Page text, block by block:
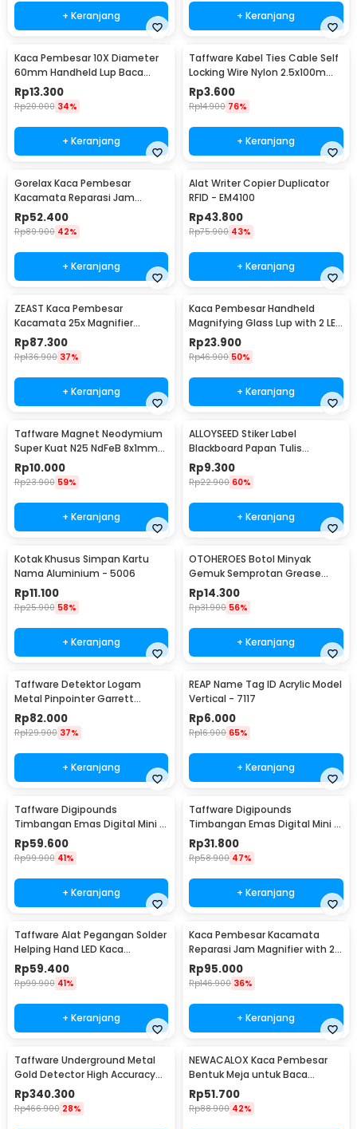
+ Keranjang + Keranjang
Kaca Pembesar 10X Diameter
60mm Handheld Lup Baca
Desain Naga Elegan
Rp13.300
Rp20.000 34%
+ Keranjang
Taffware Kabel Ties Cable Self
Locking Wire Nylon 2.5x100mm
100 PCS - V94
Rp3.600
Rp14.900 76%
+ Keranjang
Gorelax Kaca Pembesar
Kacamata Reparasi Jam
Magnifier with 2 LED 20X -
9892A
Rp52.400
Rp89.900 42%
+ Keranjang
Alat Writer Copier Duplicator
RFID - EM4100
Rp43.800
Rp75.900 43%
+ Keranjang
ZEAST Kaca Pembesar
Kacamata 25x Magnifier
dengan 2 LED - 9892GJ
Rp87.300
Rp136.900 37%
+ Keranjang
Kaca Pembesar Handheld
Magnifying Glass Lup with 2 LED
35mm 8X - MG6B-2
Rp23.900
Rp46.900 50%
+ Keranjang
Taffware Magnet Neodymium
Super Kuat N25 NdFeB 8x1mm
50 PCS - M35
Rp10.000
Rp23.900 59%
+ Keranjang
ALLOYSEED Stiker Label
Blackboard Papan Tulis
Removable 50 PCS - TH002
Rp9.300
Rp22.900 60%
+ Keranjang
Kotak Khusus Simpan Kartu
Nama Aluminium - 5006
Rp11.100
Rp25.900 58%
+ Keranjang
OTOHEROES Botol Minyak
Gemuk Semprotan Grease
Gun 250ml - Q001
Rp14.300
Rp31.900 56%
+ Keranjang
Taffware Detektor Logam
Metal Pinpointer Garrett
Waterproof - 1166000
Rp82.000
Rp129.900 37%
+ Keranjang
REAP Name Tag ID Acrylic Model
Vertical - 7117
Rp6.000
Rp16.900 65%
+ Keranjang
Taffware Digipounds
Timbangan Emas Digital Mini 7
Units 0.01g 500g - UF200H
Rp59.600
Rp99.900 41%
+ Keranjang
Taffware Digipounds
Timbangan Emas Digital Mini 5
Units 0.01g 200g - MH-200
Rp31.800
Rp58.900 47%
+ Keranjang
Taffware Alat Pegangan Solder
Helping Hand LED Kaca
Pembesar 3.5X - TE-801
Rp59.400
Rp99.900 41%
+ Keranjang
Kaca Pembesar Kacamata
Reparasi Jam Magnifier with 2
LED 5 Lens 3.5X - 9892B2
Rp95.000
Rp146.900 36%
+ Keranjang
Taffware Underground Metal
Gold Detector High Accuracy
Waterproof - MD-4030
Rp340.300
Rp466.900 28%
NEWACALOX Kaca Pembesar
Bentuk Meja untuk Baca
Magnifier with 4 LED 3X - HL-A4
Rp51.700
Rp88.900 42%